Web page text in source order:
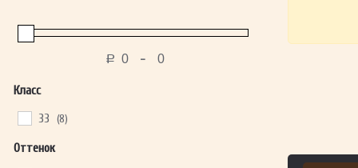
Р -
Класс
33 (8)
Оттенок